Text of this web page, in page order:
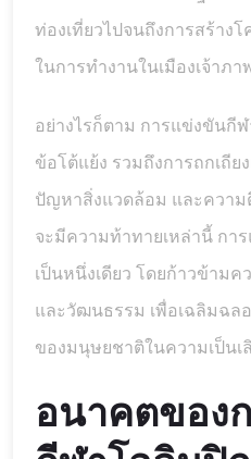
ท่องเที่ยวไปจนถึงการสร้าง
ในการทำงานในเมืองเจ้าภา
อย่างไรก็ตาม การแข่งขันกี
ข้อโต้แย้ง รวมถึงการถกเถีย
ปัญหาสิ่งแวดล้อม และความ
จะมีความท้าทายเหล่านี้ กา
เป็นหนึ่งเดียว โดยก้าวข้ามค
และวัฒนธรรม เพื่อเฉลิมฉล
ของมนุษยชาติในความเป็น
อนาคตของ